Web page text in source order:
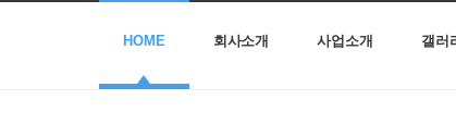
HOME 회사소개 사업소개 갤러